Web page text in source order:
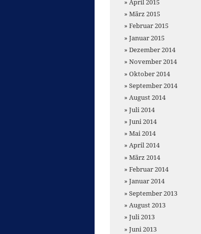
April 2015
März 2015
Februar 2015
Januar 2015
Dezember 2014
November 2014
Oktober 2014
September 2014
August 2014
Juli 2014
Juni 2014
Mai 2014
April 2014
März 2014
Februar 2014
Januar 2014
September 2013
August 2013
Juli 2013
Juni 2013